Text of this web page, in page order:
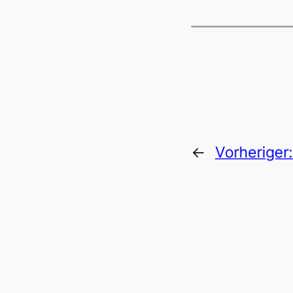
← Vorheriger: